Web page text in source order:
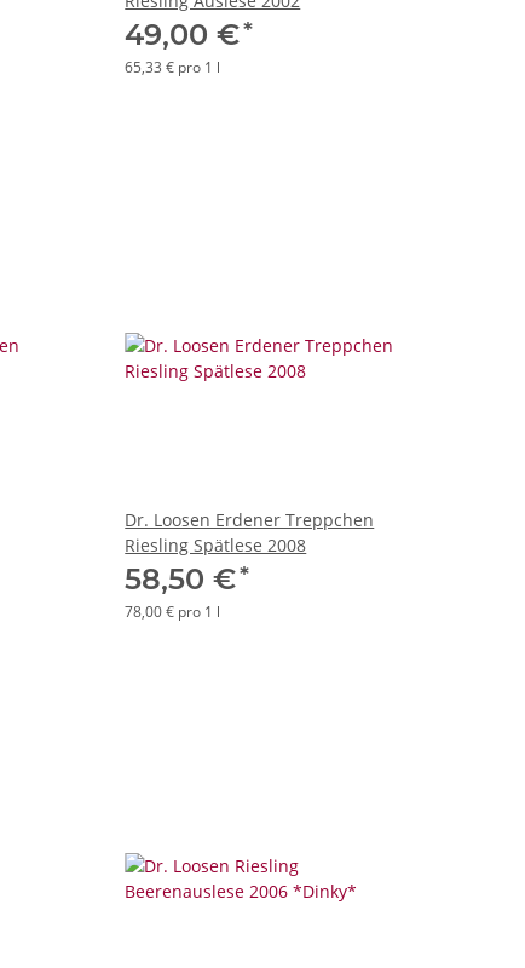
49,00 €*
65,33 € pro 1 l
Dr. Loosen Erdener Treppchen
Riesling Spätlese 2008
58,50 €*
78,00 € pro 1 l